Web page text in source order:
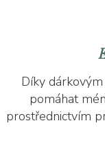
Díky
pomáhat
prostřednictvím